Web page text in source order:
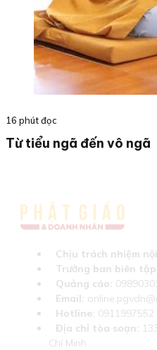
16 phút đọc
Từ tiểu ngã đến vô ngã
Chịu trách nhiệm
Trưởng ban biên tập:
Quảng cáo:
Email:
Hotline: 0911997552
Địa chỉ tòa soạn:
Chí Minh